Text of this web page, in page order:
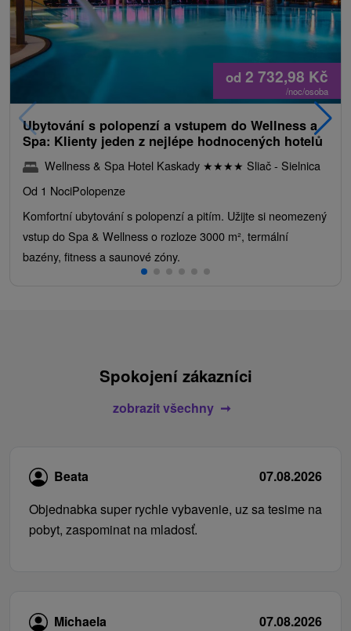
od 2 732,98 Kč
/noc/osoba
Ubytování s polopenzí a vstupem do Wellness a
Spa: Klienty jeden z nejlépe hodnocených hotelů
Wellness & Spa Hotel Kaskady ★★★★ Sliač - Sielnica
Od 1 NociPolopenze
Komfortní ubytování s polopenzí a pitím. Užijte si neomezený
vstup do Spa & Wellness o rozloze 3000 m², termální
bazény, fitness a saunové zóny.
Spokojení zákazníci
zobrazit všechny
Beata
07.08.2026
Objednabka super rychle vybavenie, uz sa tesime na
pobyt, zaspominat na mladosť.
Michaela
07.08.2026